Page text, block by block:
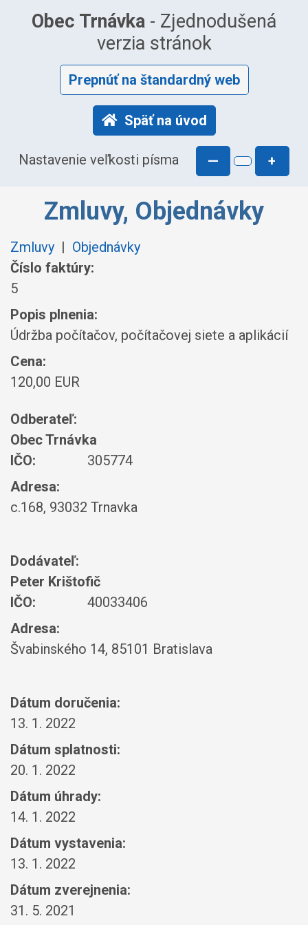
Obec Trnávka - Zjednodušená
verzia stránok
Prepnúť na štandardný web
Späť na úvod
Nastavenie veľkosti písma — +
Zmluvy, Objednávky
Zmluvy | Objednávky
Číslo faktúry:
5
Popis plnenia:
Údržba počítačov, počítačovej siete a aplikácií
Cena:
120,00 EUR
Odberateľ:
Obec Trnávka
IČO:
305774
Adresa:
c.168, 93032 Trnavka
Dodávateľ:
Peter Krištofič
IČO:
40033406
Adresa:
Švabinského 14, 85101 Bratislava
Dátum doručenia:
13. 1. 2022
Dátum splatnosti:
20. 1. 2022
Dátum úhrady:
14. 1. 2022
Dátum vystavenia:
13. 1. 2022
Dátum zverejnenia:
31. 5. 2021